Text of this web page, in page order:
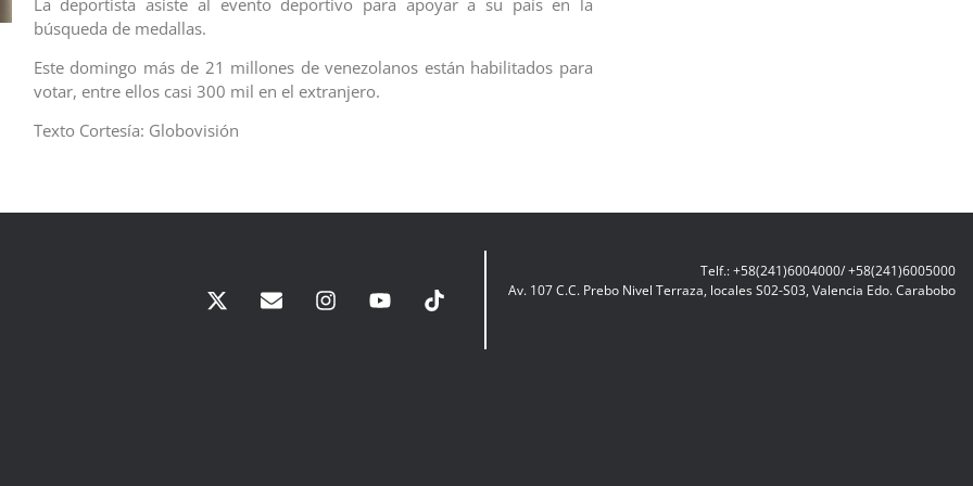
búsqueda de medallas.
Este domingo más de 21 millones de venezolanos están habilitados para
votar, entre ellos casi 300 mil en el extranjero.
Texto Cortesía: Globovisión
Telf.: +58(241)6004000/ +58(241)6005000
Av. 107 C.C. Prebo Nivel Terraza, locales S02-S03, Valencia Edo. Carabobo